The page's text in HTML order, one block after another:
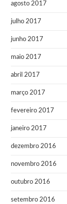
agosto 2017
julho 2017
junho 2017
maio 2017
abril 2017
março 2017
fevereiro 2017
janeiro 2017
dezembro 2016
novembro 2016
outubro 2016
setembro 2016